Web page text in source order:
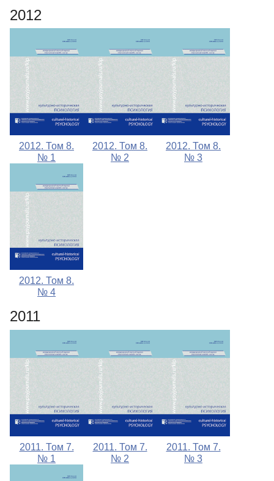
2012
2012. Том 8.
№ 1
2012. Том 8.
№ 2
2012. Том 8.
№ 3
2012. Том 8.
№ 4
2011
2011. Том 7.
№ 1
2011. Том 7.
№ 2
2011. Том 7.
№ 3